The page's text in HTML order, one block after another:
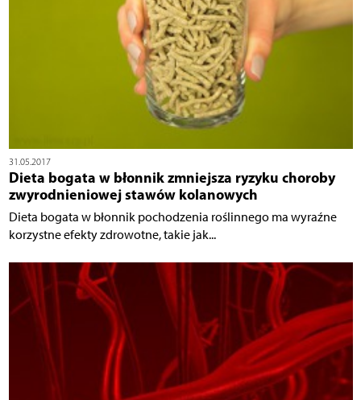
31.05.2017
Dieta bogata w błonnik zmniejsza ryzyku choroby
zwyrodnieniowej stawów kolanowych
Dieta bogata w błonnik pochodzenia roślinnego ma wyraźne
korzystne efekty zdrowotne, takie jak...